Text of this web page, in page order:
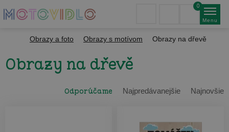
0
Menu
Obrazy a foto Obrazy s motívom Obrazy na dřevě
Obrazy na dřevě
Odporúčame Najpredávanejšie Najnovšie